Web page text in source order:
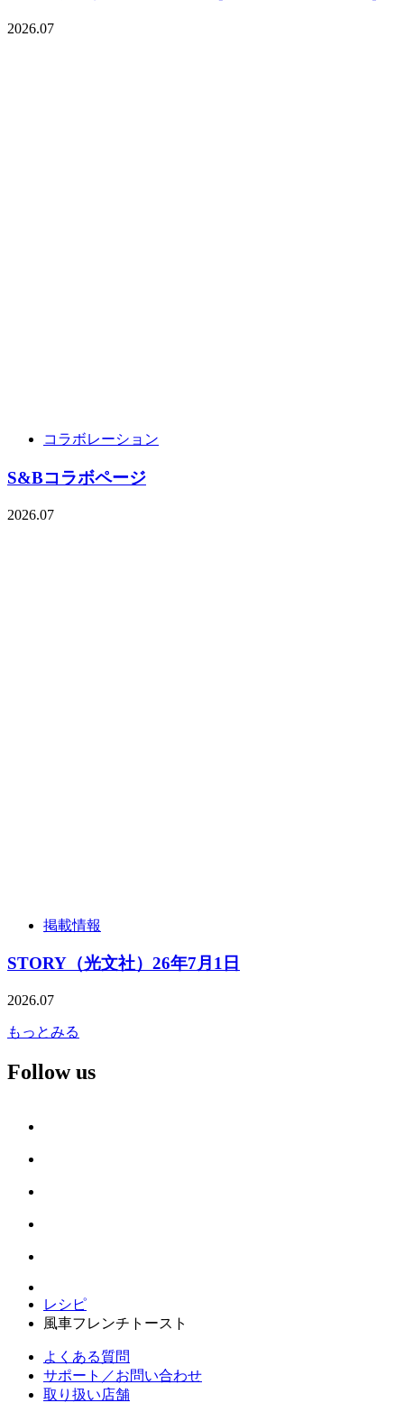
2026.07
コラボレーション
S&Bコラボページ
2026.07
掲載情報
STORY（光文社）26年7月1日
2026.07
もっとみる
Follow us
レシピ
風車フレンチトースト
よくある質問
サポート／お問い合わせ
取り扱い店舗